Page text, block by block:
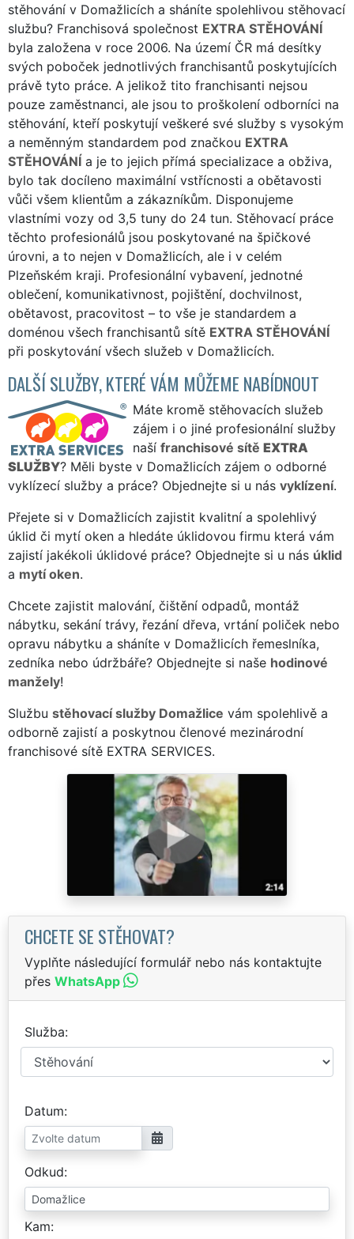
stěhování v Domažlicích a sháníte spolehlivou stěhovací
službu? Franchisová společnost EXTRA STĚHOVÁNÍ
byla založena v roce 2006. Na území ČR má desítky
svých poboček jednotlivých franchisantů poskytujících
právě tyto práce. A jelikož tito franchisanti nejsou
pouze zaměstnanci, ale jsou to proškolení odborníci na
stěhování, kteří poskytují veškeré své služby s vysokým
a neměnným standardem pod značkou EXTRA
STĚHOVÁNÍ a je to jejich přímá specializace a obživa,
bylo tak docíleno maximální vstřícnosti a obětavosti
vůči všem klientům a zákazníkům. Disponujeme
vlastními vozy od 3,5 tuny do 24 tun. Stěhovací práce
těchto profesionálů jsou poskytované na špičkové
úrovni, a to nejen v Domažlicích, ale i v celém
Plzeňském kraji. Profesionální vybavení, jednotné
oblečení, komunikativnost, pojištění, dochvilnost,
obětavost, pracovitost – to vše je standardem a
doménou všech franchisantů sítě EXTRA STĚHOVÁNÍ
při poskytování všech služeb v Domažlicích.
DALŠÍ SLUŽBY, KTERÉ VÁM MŮŽEME NABÍDNOUT
Máte kromě stěhovacích služeb
zájem i o jiné profesionální služby
naší franchisové sítě EXTRA
SLUŽBY? Měli byste v Domažlicích zájem o odborné
vyklízecí služby a práce? Objednejte si u nás vyklízení.
Přejete si v Domažlicích zajistit kvalitní a spolehlivý
úklid či mytí oken a hledáte úklidovou firmu která vám
zajistí jakékoli úklidové práce? Objednejte si u nás úklid
a mytí oken.
Chcete zajistit malování, čištění odpadů, montáž
nábytku, sekání trávy, řezání dřeva, vrtání poliček nebo
opravu nábytku a sháníte v Domažlicích řemeslníka,
zedníka nebo údržbáře? Objednejte si naše hodinové
manžely!
Službu stěhovací služby Domažlice vám spolehlivě a
odborně zajistí a poskytnou členové mezinárodní
franchisové sítě EXTRA SERVICES.
CHCETE SE STĚHOVAT?
Vyplňte následující formulář nebo nás kontaktujte
přes WhatsApp
Služba
Datum
Odkud
Kam